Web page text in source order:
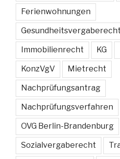
Ferienwohnungen
Gesundheitsvergaberecht
Immobilienrecht KG
KonzVgV Mietrecht
Nachprüfungsantrag
Nachprüfungsverfahren
OVG Berlin-Brandenburg
Sozialvergaberecht